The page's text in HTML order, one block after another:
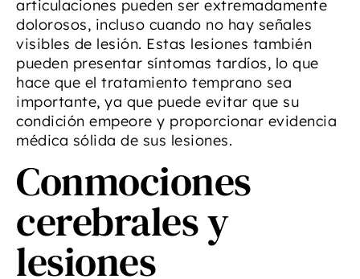
articulaciones pueden ser extremadamente
dolorosos, incluso cuando no hay señales
visibles de lesión. Estas lesiones también
pueden presentar síntomas tardíos, lo que
hace que el tratamiento temprano sea
importante, ya que puede evitar que su
condición empeore y proporcionar evidencia
médica sólida de sus lesiones.
Conmociones
cerebrales y
lesiones